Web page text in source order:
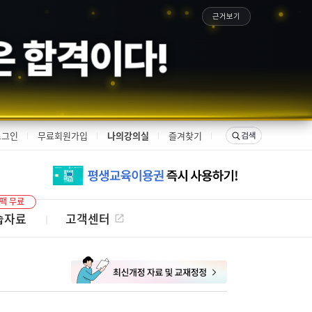
합격이다!
근거보기
인 무료회원가입 나의강의실 즐겨찾기
자료
무료
고객센터